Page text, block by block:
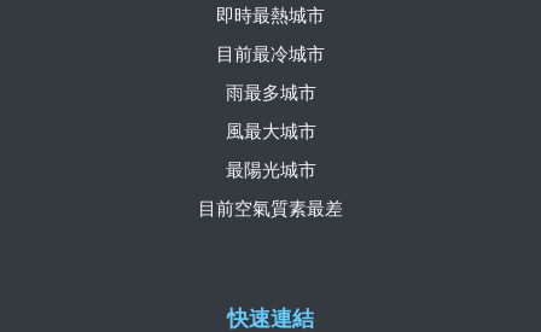
快速連結
即時最熱城市
目前最冷城市
雨最多城市
風最大城市
最陽光城市
目前空氣質素最差